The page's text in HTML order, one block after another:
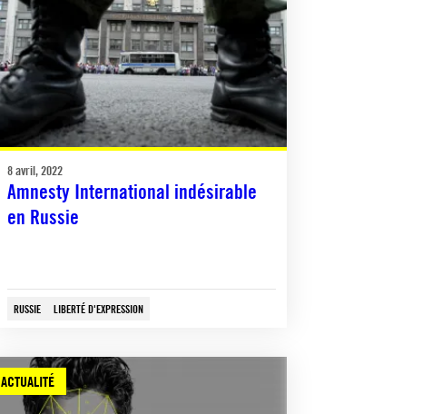
8 avril, 2022
Amnesty International indésirable
en Russie
RUSSIE LIBERTÉ D'EXPRESSION
ACTUALITÉ